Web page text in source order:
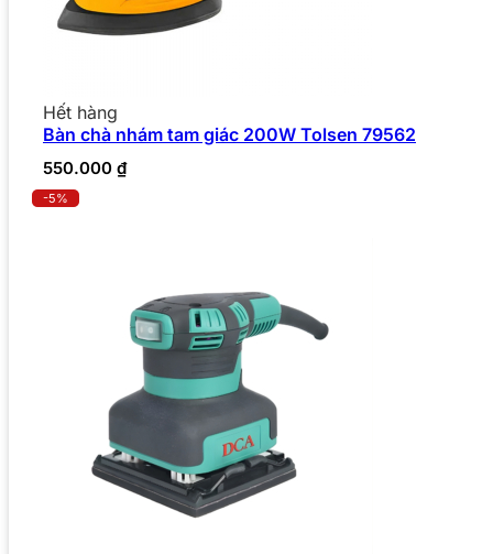
Hết hàng
Bàn chà nhám tam giác 200W Tolsen 79562
550.000 ₫
-5%